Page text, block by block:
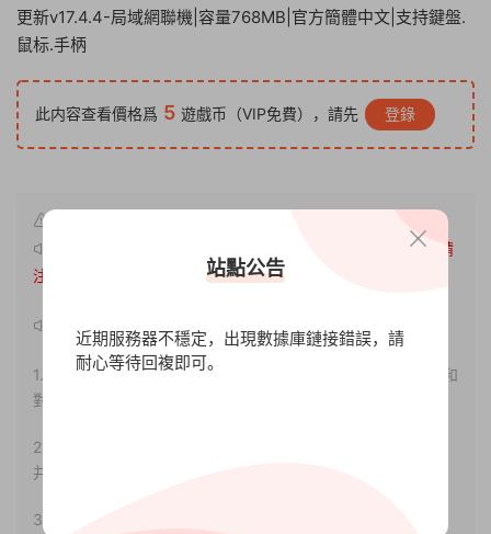
更新v17.4.4-局域網聯機|容量768MB|官方簡體中文|支持鍵盤.
鼠标.手柄
此内容查看價格爲 5 遊戲币（VIP免費），請先 登錄
，轉載請
注明出處。
1.本站部分内容轉載自其它媒體，但并不代表本站贊同其觀點和
對其真實性負責。
2.若您需要商業運營或用于其他商業活動，請您購買正版授權
并合法使用。
3.如果本站有侵犯、不妥之處的資源，請聯系我們。将會第一
站點公告
近期服務器不穩定，出現數據庫鏈接錯誤，請
耐心等待回複即可。